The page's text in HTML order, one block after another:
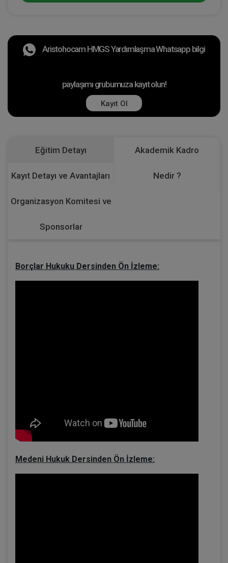
Aristohocam HMGS Yardımlaşma Whatsapp bilgi
paylaşımı grubumuza kayıt olun!
Kayıt Ol
Eğitim Detayı Akademik Kadro
Kayıt Detayı ve Avantajları Nedir ?
Organizasyon Komitesi ve
Sponsorlar
Borçlar Hukuku Dersinden Ön İzleme:
Medeni Hukuk Dersinden Ön İzleme: